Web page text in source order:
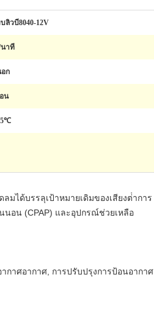
ลิวบี8040-12V
นาที
ก
น
มได้บรรลุเป้าหมายเดิมของเสียงต่ําการ
นอน (CPAP) และอุปกรณ์ช่วยเหลือ
กาศอากาศ, การปรับปรุงการป้อนอากาศ